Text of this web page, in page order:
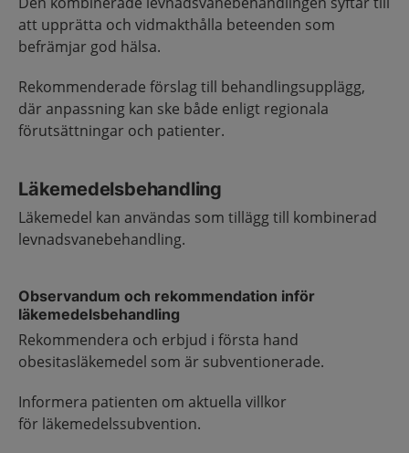
att upprätta och vidmakthålla beteenden som
befrämjar god hälsa.
Rekommenderade förslag till behandlingsupplägg,
där anpassning kan ske både enligt regionala
förutsättningar och patienter.
Läkemedelsbehandling
Läkemedel kan användas som tillägg till kombinerad
levnadsvanebehandling.
Observandum och rekommendation inför
läkemedelsbehandling
Rekommendera och erbjud i första hand
obesitasläkemedel som är subventionerade.
Informera patienten om aktuella villkor
för läkemedelssubvention.